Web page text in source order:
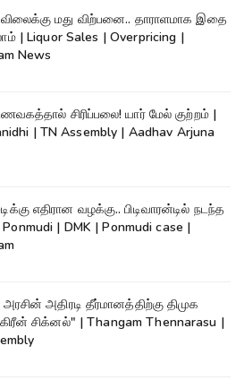
விலைக்கு மது விற்பனை.. தாராளமாக இதை
| Liquor Sales | Overpricing |
News
சிரிப்பலை! யார் மேல் குற்றம் |
| TN Assembly | Aadhav Arjuna
எதிரான வழக்கு.. பிடிவாரன்டில் நடந்த
| DMK | Ponmudi case |
அதிரடி தீர்மானத்திற்கு திமுக
கிரீன் சிக்னல்" | Thangam Thennarasu |